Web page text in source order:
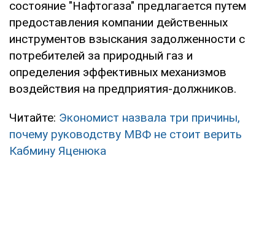
состояние "Нафтогаза" предлагается путем
предоставления компании действенных
инструментов взыскания задолженности с
потребителей за природный газ и
определения эффективных механизмов
воздействия на предприятия-должников.
Читайте: Экономист назвала три причины,
почему руководству МВФ не стоит верить
Кабмину Яценюка